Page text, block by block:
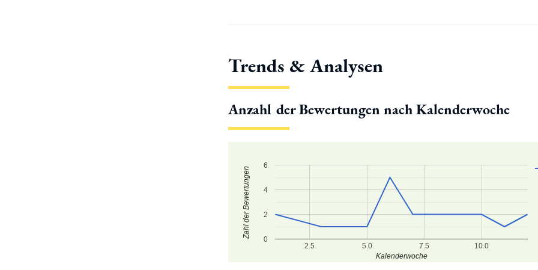
Trends & Analysen
Anzahl der Bewertungen nach Kalenderwoche
2.5 5.0 7.5 10.0
0
2
4
6
Kalenderwoche
Zahl der Bewertungen